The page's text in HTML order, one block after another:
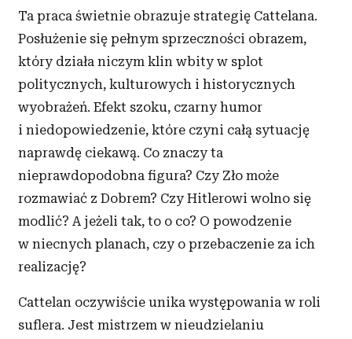
Ta praca świetnie obrazuje strategię Cattelana.
Posłużenie się pełnym sprzeczności obrazem,
który działa niczym klin wbity w splot
politycznych, kulturowych i historycznych
wyobrażeń. Efekt szoku, czarny humor
i niedopowiedzenie, które czyni całą sytuację
naprawdę ciekawą. Co znaczy ta
nieprawdopodobna figura? Czy Zło może
rozmawiać z Dobrem? Czy Hitlerowi wolno się
modlić? A jeżeli tak, to o co? O powodzenie
w niecnych planach, czy o przebaczenie za ich
realizację?
Cattelan oczywiście unika występowania w roli
suflera. Jest mistrzem w nieudzielaniu